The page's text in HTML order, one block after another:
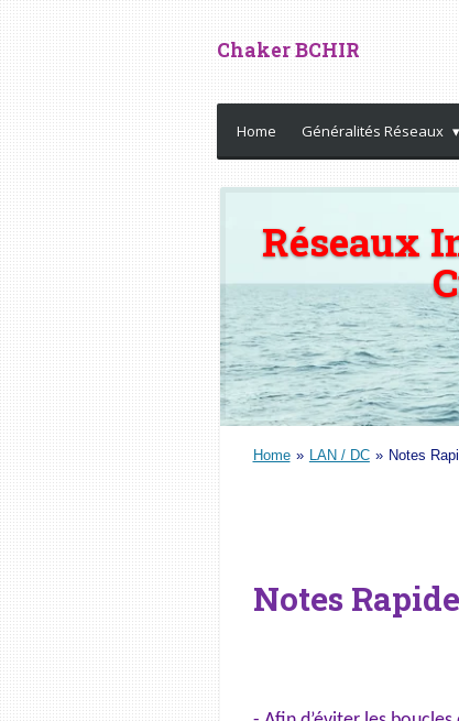
Passer
au
contenu
principal
Chaker BCHIR
Home Généralités Réseaux
Réseaux
Home » LAN / DC » Notes
Notes